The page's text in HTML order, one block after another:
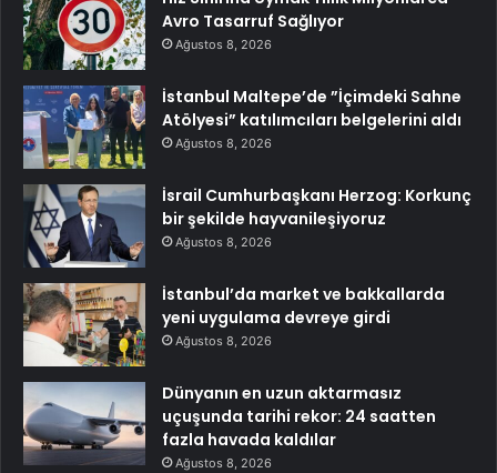
Avro Tasarruf Sağlıyor
Ağustos 8, 2026
İstanbul Maltepe’de ”İçimdeki Sahne
Atölyesi” katılımcıları belgelerini aldı
Ağustos 8, 2026
İsrail Cumhurbaşkanı Herzog: Korkunç
bir şekilde hayvanileşiyoruz
Ağustos 8, 2026
İstanbul’da market ve bakkallarda
yeni uygulama devreye girdi
Ağustos 8, 2026
Dünyanın en uzun aktarmasız
uçuşunda tarihi rekor: 24 saatten
fazla havada kaldılar
Ağustos 8, 2026